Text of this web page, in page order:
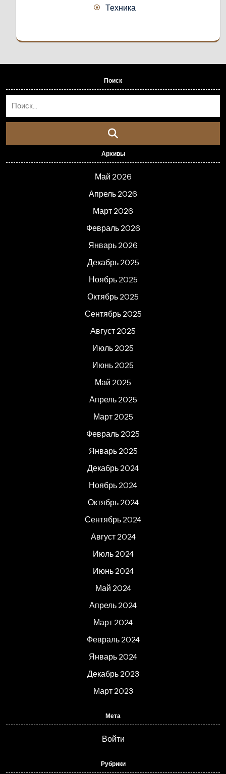
Техника
Поиск
Архивы
Май 2026
Апрель 2026
Март 2026
Февраль 2026
Январь 2026
Декабрь 2025
Ноябрь 2025
Октябрь 2025
Сентябрь 2025
Август 2025
Июль 2025
Июнь 2025
Май 2025
Апрель 2025
Март 2025
Февраль 2025
Январь 2025
Декабрь 2024
Ноябрь 2024
Октябрь 2024
Сентябрь 2024
Август 2024
Июль 2024
Июнь 2024
Май 2024
Апрель 2024
Март 2024
Февраль 2024
Январь 2024
Декабрь 2023
Март 2023
Мета
Войти
Рубрики